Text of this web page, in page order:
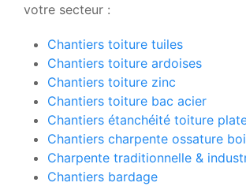
votre secteur :
Chantiers toiture tuiles
Chantiers toiture ardoises
Chantiers toiture zinc
Chantiers toiture bac acier
Chantiers étanchéité toiture
Chantiers charpente ossature
Charpente traditionnelle &
Chantiers bardage